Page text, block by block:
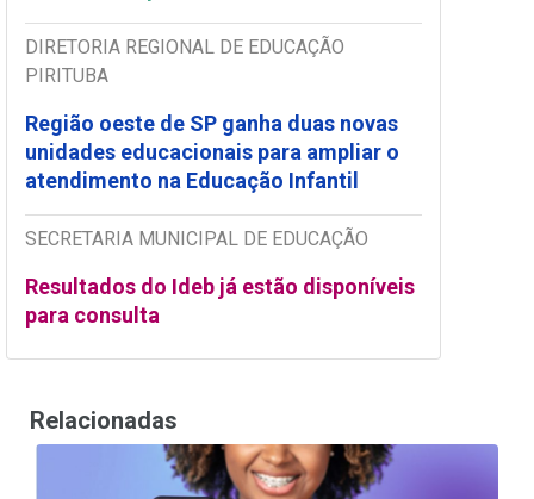
DIRETORIA REGIONAL DE EDUCAÇÃO
PIRITUBA
Região oeste de SP ganha duas novas
unidades educacionais para ampliar o
atendimento na Educação Infantil
SECRETARIA MUNICIPAL DE EDUCAÇÃO
Resultados do Ideb já estão disponíveis
para consulta
Relacionadas